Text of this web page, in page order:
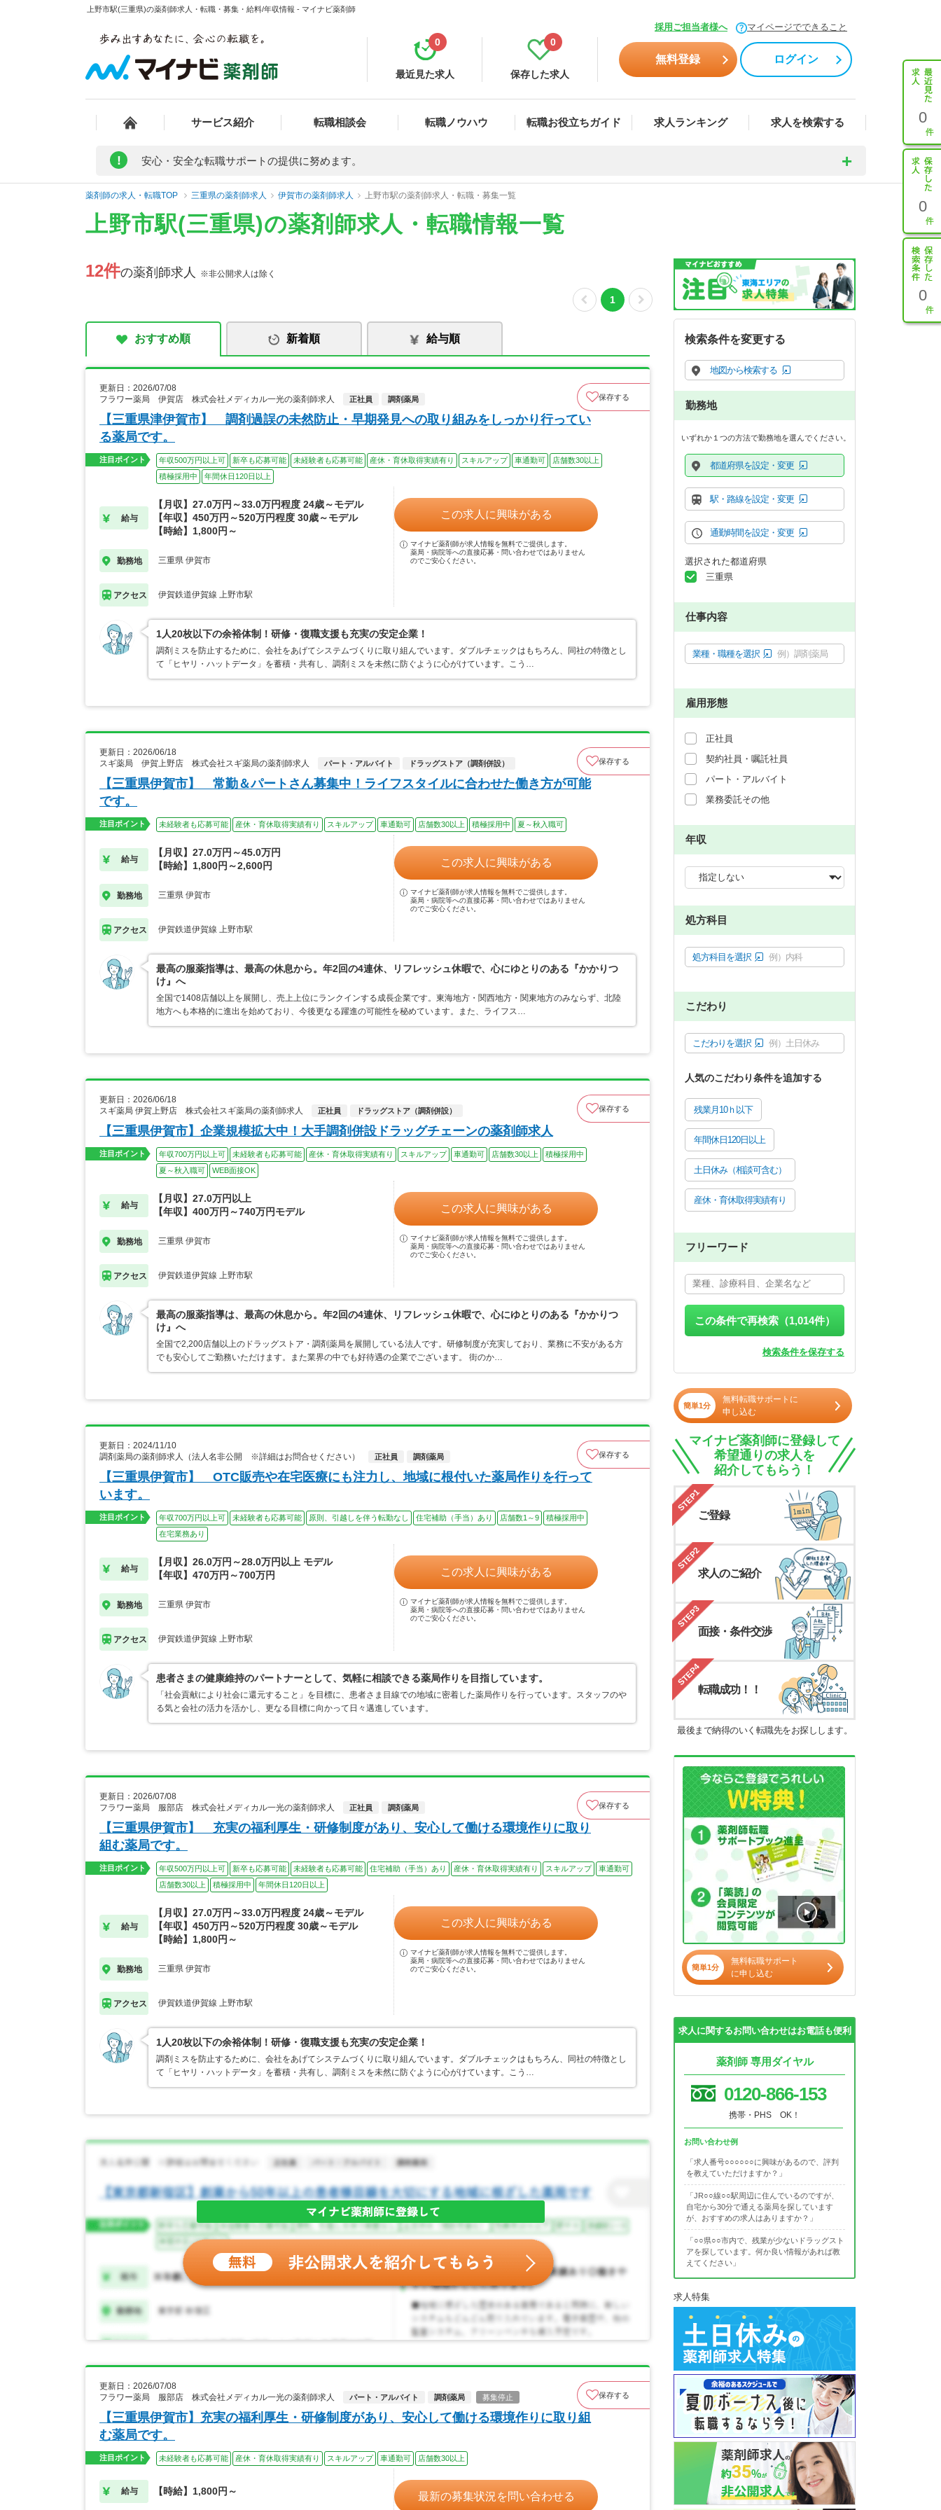
上野市駅(三重県)の薬剤師求人・転職・募集・給料/年収情報 - マイナビ薬剤師
採用ご担当者様へ マイページでできること
最近見た求人
0
保存した求人
0
無料登録 ログイン
サービス紹介 転職相談会 転職ノウハウ 転職お役立ちガイド 求人ランキング 求人を検索する 0
0
0
! 安心・安全な転職サポートの提供に努めます。
薬剤師の求人・転職TOP 三重県の薬剤師求人 伊賀市の薬剤師求人 上野市駅の薬剤師求人・転職・募集一覧
上野市駅(三重県)の薬剤師求人・転職情報一覧
12件の薬剤師求人 ※非公開求人は除く
1
おすすめ順 新着順 給与順
更新日：2026/07/08
フラワー薬局 伊賀店 株式会社メディカル一光の薬剤師求人
正社員 調剤薬局 保存する
【三重県津伊賀市】 調剤過誤の未然防止・早期発見への取り組みをしっかり行ってい
る薬局です。
注目ポイント 年収500万円以上可 新卒も応募可能 未経験者も応募可能 産休・育休取得実績有り スキルアップ 車通勤可
店舗数30以上
積極採用中
年間休日120日以上
給与
【月収】27.0万円～33.0万円程度 24歳～モデル
【年収】450万円～520万円程度 30歳～モデル
【時給】1,800円～
勤務地 三重県 伊賀市
アクセス 伊賀鉄道伊賀線 上野市駅
この求人に興味がある
マイナビ薬剤師が求人情報を無料でご提供します。
薬局・病院等への直接応募・問い合わせではありません
のでご安心ください。
1人20枚以下の余裕体制！研修・復職支援も充実の安定企業！
調剤ミスを防止するために、会社をあげてシステムづくりに取り組んでいます。ダブルチェックはもちろん、同社の特徴とし
て「ヒヤリ・ハットデータ」を蓄積・共有し、調剤ミスを未然に防ぐように心がけています。こう…
更新日：2026/06/18
スギ薬局 伊賀上野店 株式会社スギ薬局の薬剤師求人
パート・アルバイト ドラッグストア（調剤併設） 保存する
【三重県伊賀市】 常勤＆パートさん募集中！ライフスタイルに合わせた働き方が可能
です。
注目ポイント 未経験者も応募可能 産休・育休取得実績有り スキルアップ 車通勤可 店舗数30以上 積極採用中 夏～秋入職可
給与
【月収】27.0万円～45.0万円
【時給】1,800円～2,600円
勤務地 三重県 伊賀市
アクセス 伊賀鉄道伊賀線 上野市駅
この求人に興味がある
マイナビ薬剤師が求人情報を無料でご提供します。
薬局・病院等への直接応募・問い合わせではありません
のでご安心ください。
最高の服薬指導は、最高の休息から。年2回の4連休、リフレッシュ休暇で、心にゆとりのある『かかりつ
け』へ
全国で1408店舗以上を展開し、売上上位にランクインする成長企業です。東海地方・関西地方・関東地方のみならず、北陸
地方へも本格的に進出を始めており、今後更なる躍進の可能性を秘めています。また、ライフス…
更新日：2026/06/18
スギ薬局 伊賀上野店 株式会社スギ薬局の薬剤師求人
正社員 ドラッグストア（調剤併設） 保存する
【三重県伊賀市】企業規模拡大中！大手調剤併設ドラッグチェーンの薬剤師求人
注目ポイント 年収700万円以上可 未経験者も応募可能 産休・育休取得実績有り スキルアップ 車通勤可 店舗数30以上
積極採用中
夏～秋入職可
WEB面接OK
給与
【月収】27.0万円以上
【年収】400万円～740万円モデル
勤務地 三重県 伊賀市
アクセス 伊賀鉄道伊賀線 上野市駅
この求人に興味がある
マイナビ薬剤師が求人情報を無料でご提供します。
薬局・病院等への直接応募・問い合わせではありません
のでご安心ください。
最高の服薬指導は、最高の休息から。年2回の4連休、リフレッシュ休暇で、心にゆとりのある『かかりつ
け』へ
全国で2,200店舗以上のドラッグストア・調剤薬局を展開している法人です。研修制度が充実しており、業務に不安がある方
でも安心してご勤務いただけます。また業界の中でも好待遇の企業でございます。 街のか…
更新日：2024/11/10
調剤薬局の薬剤師求人（法人名非公開 ※詳細はお問合せください）
正社員 調剤薬局 保存する
【三重県伊賀市】 OTC販売や在宅医療にも注力し、地域に根付いた薬局作りを行って
います。
注目ポイント 年収700万円以上可 未経験者も応募可能 原則、引越しを伴う転勤なし 住宅補助（手当）あり 店舗数1～9
積極採用中
在宅業務あり
給与
【月収】26.0万円～28.0万円以上 モデル
【年収】470万円～700万円
勤務地 三重県 伊賀市
アクセス 伊賀鉄道伊賀線 上野市駅
この求人に興味がある
マイナビ薬剤師が求人情報を無料でご提供します。
薬局・病院等への直接応募・問い合わせではありません
のでご安心ください。
患者さまの健康維持のパートナーとして、気軽に相談できる薬局作りを目指しています。
「社会貢献により社会に還元すること」を目標に、患者さま目線での地域に密着した薬局作りを行っています。スタッフのや
る気と会社の活力を活かし、更なる目標に向かって日々邁進しています。
更新日：2026/07/08
フラワー薬局 服部店 株式会社メディカル一光の薬剤師求人
正社員 調剤薬局 保存する
【三重県伊賀市】 充実の福利厚生・研修制度があり、安心して働ける環境作りに取り
組む薬局です。
注目ポイント 年収500万円以上可 新卒も応募可能 未経験者も応募可能 住宅補助（手当）あり 産休・育休取得実績有り スキルアップ
車通勤可
店舗数30以上
積極採用中 年間休日120日以上
給与
【月収】27.0万円～33.0万円程度 24歳～モデル
【年収】450万円～520万円程度 30歳～モデル
【時給】1,800円～
勤務地 三重県 伊賀市
アクセス 伊賀鉄道伊賀線 上野市駅
この求人に興味がある
マイナビ薬剤師が求人情報を無料でご提供します。
薬局・病院等への直接応募・問い合わせではありません
のでご安心ください。
1人20枚以下の余裕体制！研修・復職支援も充実の安定企業！
調剤ミスを防止するために、会社をあげてシステムづくりに取り組んでいます。ダブルチェックはもちろん、同社の特徴とし
て「ヒヤリ・ハットデータ」を蓄積・共有し、調剤ミスを未然に防ぐように心がけています。こう…
更新日：2026/07/08
フラワー薬局 服部店 株式会社メディカル一光の薬剤師求人
パート・アルバイト 調剤薬局 募集停止 保存する
【三重県伊賀市】充実の福利厚生・研修制度があり、安心して働ける環境作りに取り組
む薬局です。
注目ポイント 未経験者も応募可能 産休・育休取得実績有り スキルアップ 車通勤可 店舗数30以上
給与 【時給】1,800円～ 最新の募集状況を問い合わせる
検索条件を変更する
地図から検索する
勤務地
いずれか１つの方法で勤務地を選んでください。
都道府県を設定・変更
駅・路線を設定・変更
通勤時間を設定・変更
選択された都道府県
三重県
仕事内容
業種・職種を選択 例）調剤薬局
雇用形態
正社員
契約社員・嘱託社員
パート・アルバイト
業務委託その他
年収
処方科目
処方科目を選択 例）内科
こだわり
こだわりを選択 例）土日休み
人気のこだわり条件を追加する
残業月10ｈ以下
年間休日120日以上
土日休み（相談可含む）
産休・育休取得実績有り
フリーワード
この条件で再検索（1,014件）
検索条件を保存する
簡単1分
無料転職サポートに
申し込む
マイナビ薬剤師に登録して
希望通りの求人を
紹介してもらう！
STEP1
ご登録
STEP2
求人のご紹介
STEP3
面接・条件交渉
STEP4
転職成功！！
最後まで納得のいく転職先をお探しします。
簡単1分
無料転職サポート
に申し込む
求人に関するお問い合わせはお電話も便利
薬剤師 専用ダイヤル
0120-866-153
携帯・PHS OK！
お問い合わせ例
「求人番号○○○○○○に興味があるので、評判
を教えていただけますか？」
「JR○○線○○駅周辺に住んでいるのですが、
自宅から30分で通える薬局を探しています
が、おすすめの求人はありますか？」
「○○県○○市内で、残業が少ないドラッグスト
アを探しています。何か良い情報があれば教
えてください」
求人特集